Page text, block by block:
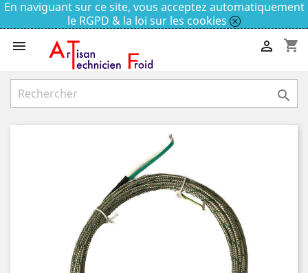
En naviguant sur ce site, vous acceptez automatiquement
le RGPD & la loi sur les cookies
 shopping_cart

